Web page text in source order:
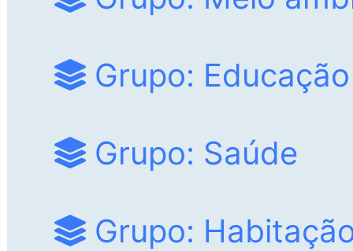
Grupo: Educação
Grupo: Saúde
Grupo: